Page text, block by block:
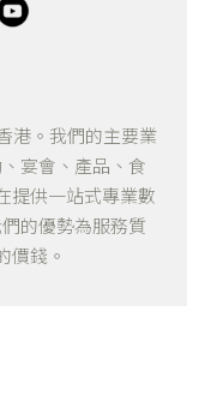
港。我們的主要業
宴會、產品、食
提供一站式專業數
的優勢為服務質
價錢。